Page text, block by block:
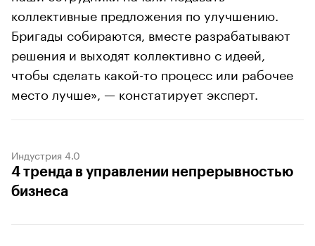
коллективные предложения по улучшению.
Бригады собираются, вместе разрабатывают
решения и выходят коллективно с идеей,
чтобы сделать какой-то процесс или рабочее
место лучше», — констатирует эксперт.
Индустрия 4.0
4 тренда в управлении непрерывностью
бизнеса